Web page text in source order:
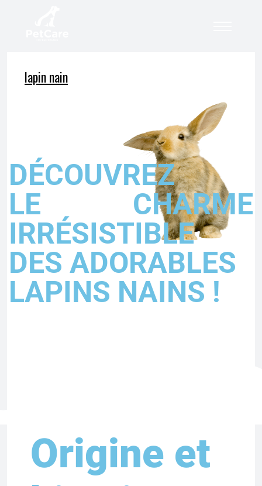
lapin nain
DÉCOUVREZ
LE CHARME
IRRÉSISTIBLE
DES ADORABLES
LAPINS NAINS !
Origine et